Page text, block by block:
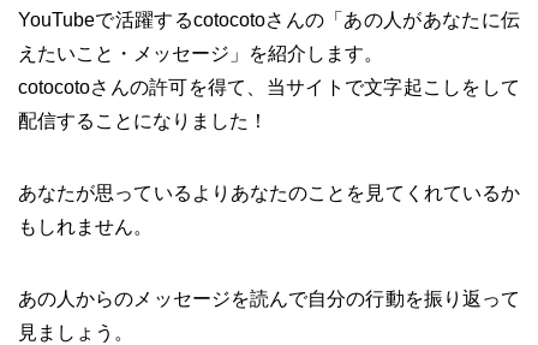
YouTubeで活躍するcotocotoさんの「あの人があなたに伝
えたいこと・メッセージ」を紹介します。
cotocotoさんの許可を得て、当サイトで文字起こしをして
配信することになりました！
あなたが思っているよりあなたのことを見てくれているか
もしれません。
あの人からのメッセージを読んで自分の行動を振り返って
見ましょう。